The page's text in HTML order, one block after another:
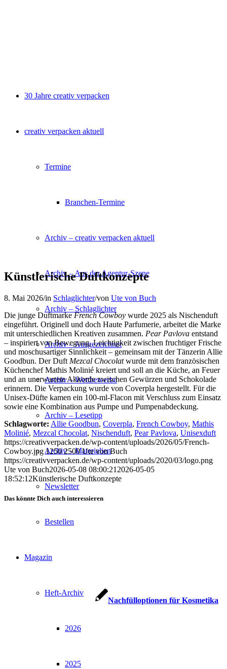
30 Jahre creativ verpacken
creativ verpacken aktuell
Termine
Branchen-Termine
Archiv – creativ verpacken aktuell
Archiv – Aus der Agentur-Szene
Archiv – Schlaglichter
Archiv – Ausgezeichnet
Archiv – Wettbewerbe
Archiv – Lesetipp
Archiv – Materialien
Newsletter
Bestellen
Magazin
Heft-Archiv
2026
2025
Künstlerische Duftkonzepte
8. Mai 2026/in Schlaglichter/von Ute von Buch
Die junge DuftmarkeFrench Cowboy wurde 2025 als Nischenduft
eingeführt. Originell und doch Haute Parfumerie, arbeitet die Marke
mit unterschiedlichen Kreativen zusammen. Pear Pavlova entstand
– inspiriert von Bewegung, Leichtigkeit zwischen fruchtiger Frische
und moschusartiger Sinnlichkeit – gemeinsam mit der Tänzerin Allie
Goodbun. Der Duft Mezcal Chocolatwurde mit dem französischen
Küchenchef Mathis Molinié kreiert und soll an die Küche, an Feuer
und an unerwartete Akkorde zwischen Gewürzen und Schokolade
erinnern. Die Verpackung wurde von Coverpla hergestellt. Für die
Unisex-Düfte kamen ein 100-ml-Flacon mit Verschluss zum Einsatz
sowie eine Kombination aus Pumpe und Pumpenabdeckung.
Schlagworte: Allie Goodbun, Coverpla, French Cowboy, Mathis
Molinié, Mezcal Chocolat, Nischenduft, Pear Pavlova, Unisexduft
https://creativverpacken.de/wp-content/uploads/2026/05/French-
Cowboy.jpg 1250 2500 Ute von Buch
https://creativverpacken.de/wp-content/uploads/2020/03/logo.png
Ute von Buch2026-05-08 08:00:21 2026-05-05
18:52:12Künstlerische Duftkonzepte
Das könnte Dich auch interessieren
Nachfülloptionen für Kosmetika